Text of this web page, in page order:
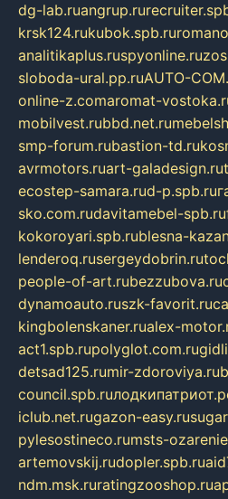
dg-lab.ruangrup.ru
krsk124.rukubok.spb.ru
analitikaplus.ruspyonline.ru
sloboda-ural.pp.ruAUTO-
online-z.comaromat-
mobilvest.rubbd.net.ru
smp-forum.rubastion-td.ru
avrmotors.ruart-galadesign.ru
ecostep-samara.rud-p.spb.ru
sko.com.rudavitamebel-spb.ru
kokoroyari.spb.rublesna-
lenderoq.rusergeydobrin.ru
people-of-art.rubezzubova.ru
dynamoauto.ruszk-favorit.ru
kingbolenskaner.rualex-
act1.spb.rupolyglot.com.ru
detsad125.rumir-zdoroviya.ru
council.spb.ru
iclub.net.rugazon-easy.ru
pylesostineco.rumsts-
artemovskij.rudopler.spb.ru
ndm.msk.ruratingzooshop.ru